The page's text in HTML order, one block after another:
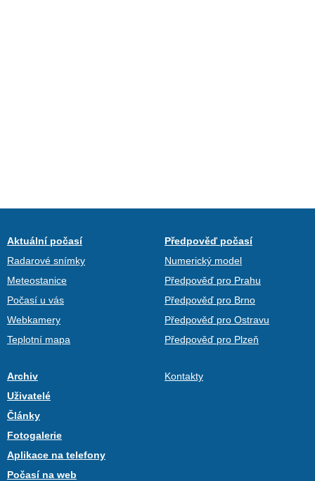
Aktuální počasí
Radarové snímky
Meteostanice
Počasí u vás
Webkamery
Teplotní mapa
Předpověď počasí
Numerický model
Předpověď pro Prahu
Předpověď pro Brno
Předpověď pro Ostravu
Předpověď pro Plzeň
Archiv
Uživatelé
Články
Fotogalerie
Aplikace na telefony
Počasí na web
Kontakty